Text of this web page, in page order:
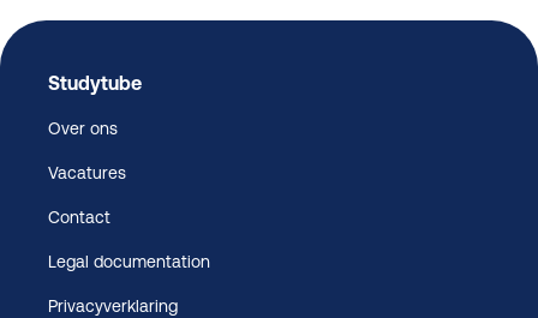
Studytube
Over ons
Vacatures
Contact
Legal documentation
Privacyverklaring